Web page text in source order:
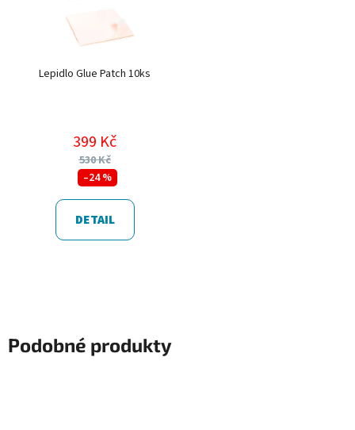
Lepidlo Glue Patch 10ks
399 Kč
530 Kč
–24 %
DETAIL
Podobné produkty